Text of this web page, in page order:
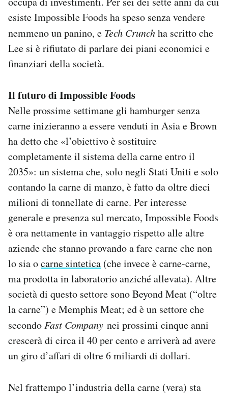
esiste Impossible Foods ha speso senza vendere
nemmeno un panino, e Tech Crunchha scritto che
Lee si è rifiutato di parlare dei piani economici e
finanziari della società.
Il futuro di Impossible Foods
Nelle prossime settimane gli hamburger senza
carne inizieranno a essere venduti in Asia e Brown
ha detto che «l’obiettivo è sostituire
completamente il sistema della carne entro il
2035»: un sistema che, solo negli Stati Uniti e solo
contando la carne di manzo, è fatto da oltre dieci
milioni di tonnellate di carne. Per interesse
generale e presenza sul mercato, Impossible Foods
è ora nettamente in vantaggio rispetto alle altre
aziende che stanno provando a fare carne che non
lo sia ocarne sintetica (che invece è carne-carne,
ma prodotta in laboratorio anziché allevata). Altre
società di questo settore sono Beyond Meat (“oltre
la carne”) e Memphis Meat; ed è un settore che
secondo Fast Company nei prossimi cinque anni
crescerà di circa il 40 per cento e arriverà ad avere
un giro d’affari di oltre 6 miliardi di dollari.
Nel frattempo l’industria della carne (vera) sta